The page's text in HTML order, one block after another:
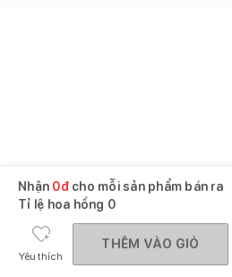
Nhận 0đcho mỗi sản phẩm bán ra
Tỉ lệ hoa hồng 0
Yêu thích
THÊM VÀO GIỎ